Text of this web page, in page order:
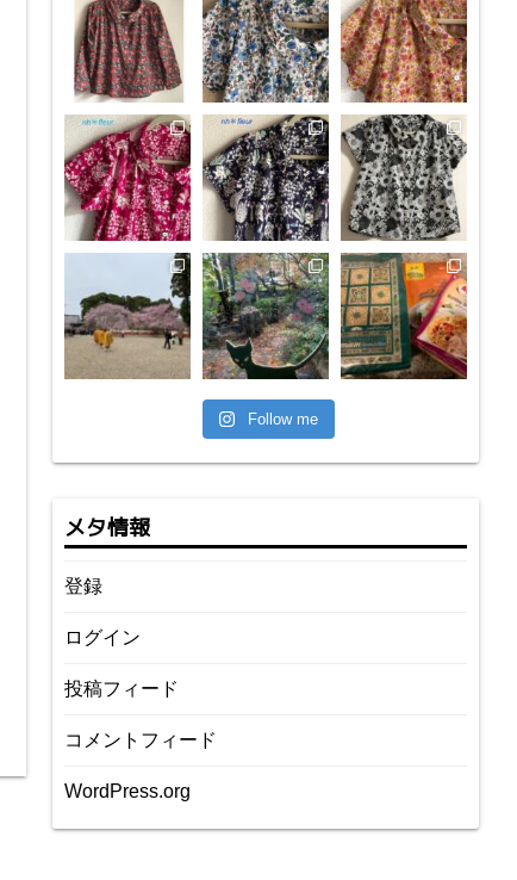
Follow me
メタ情報
登録
ログイン
投稿フィード
コメントフィード
WordPress.org